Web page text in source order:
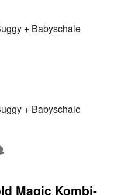
+ Babyschale
+ Babyschale
Magic Kombi-